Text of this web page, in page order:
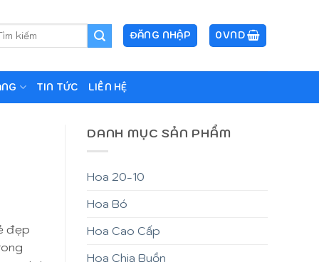
ĐĂNG NHẬP 0VND
TIN TỨC LIÊN HỆ
đẹp
DANH MỤC SẢN PHẨM
Hoa 20-10
Hoa Bó
Hoa Cao Cấp
Hoa Chia Buồn